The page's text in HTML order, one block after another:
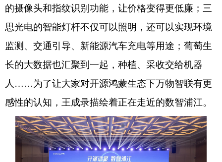
的摄像头和指纹识别功能，让价格变得更低廉；三
思光电的智能灯杆不仅可以照明，还可以实现环境
监测、交通引导、新能源汽车充电等用途；葡萄生
长的大数据也汇聚到一起，种植、采收交给机器
人……为了让大家对开源鸿蒙生态下万物智联有更
感性的认知，王成录描绘着正在走近的数智浦江。